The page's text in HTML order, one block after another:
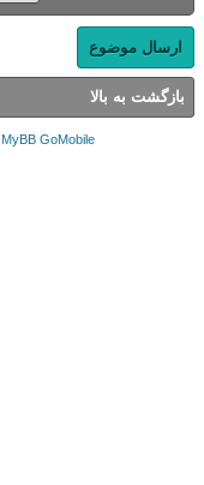
ارسال موضوع
بازگشت به بالا
MyBB GoMobile